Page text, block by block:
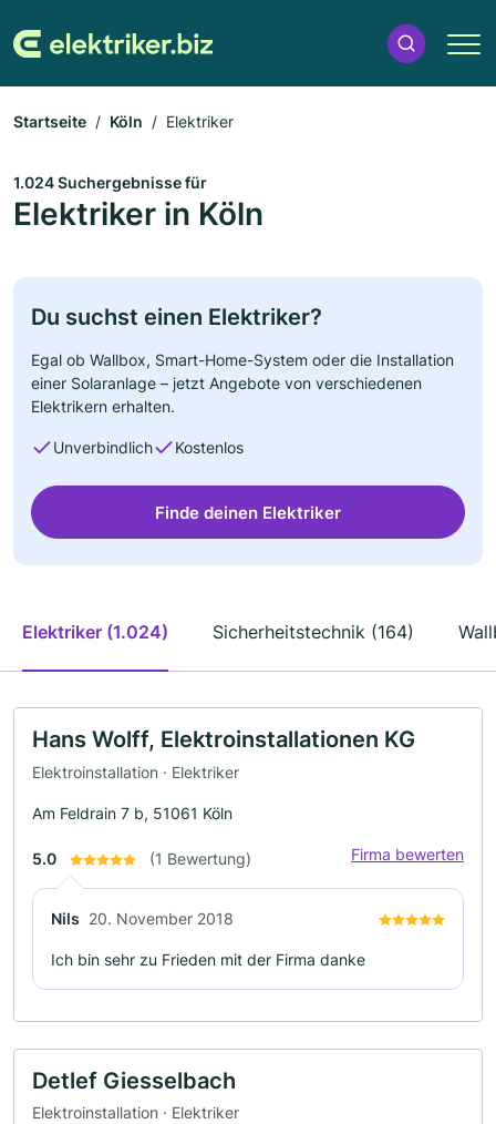
Startseite Köln Elektriker
1.024 Suchergebnisse für
Elektriker in Köln
Du suchst einen Elektriker?
Egal ob Wallbox, Smart-Home-System oder die Installation
einer Solaranlage – jetzt Angebote von verschiedenen
Elektrikern erhalten.
Unverbindlich Kostenlos
Finde deinen Elektriker
Elektriker (1.024) Sicherheitstechnik (164)
Hans Wolff, Elektroinstallationen KG
Elektroinstallation · Elektriker
Am Feldrain 7 b, 51061 Köln
5.0 (1 Bewertung) Firma bewerten
Nils 20. November 2018
Ich bin sehr zu Frieden mit der Firma danke
Detlef Giesselbach
Elektroinstallation · Elektriker